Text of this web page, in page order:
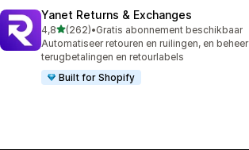
Yanet Returns & Exchanges
4,8van 5 sterren
(262)
262 recensies in totaal
•Gratis abonnement beschikbaar
Automatiseer retouren en ruilingen, en beheer
terugbetalingen en retourlabels
Built for Shopify